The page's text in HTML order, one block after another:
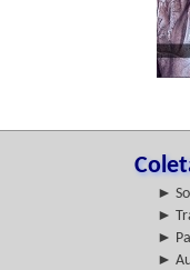
►
►
►
►